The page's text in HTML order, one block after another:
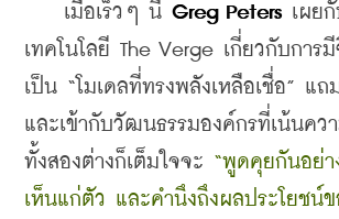
เมื่อเร็วๆ นี้ Greg Peters เผย
เทคโนโลยี The Verge เกี่ยวกับการ
เป็น “โมเดลที่ทรงพลังเหลือเชื่อ” แถ
และเข้ากับวัฒนธรรมองค์กรที่เน้นคว
ทั้งสองต่างก็เต็มใจจะ “พูดคุยกันอย่
เห็นแก่ตัว และคำนึงถึงผลประโยชน์